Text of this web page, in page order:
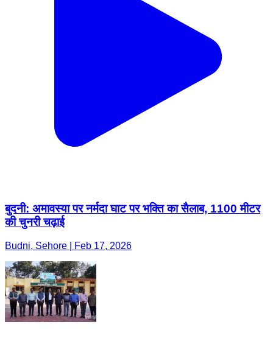
बुदनी: अमावस्या पर नर्मदा घाट पर भक्ति का सैलाब, 1100 मीटर
की चुनरी चढ़ाई
Budni, Sehore | Feb 17, 2026